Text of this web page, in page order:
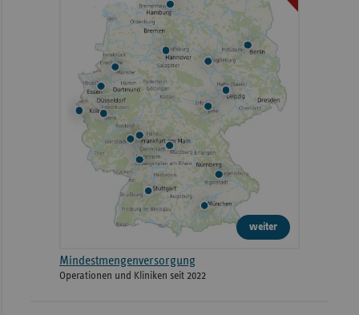
weiter
Mindestmengenversorgung
Operationen und Kliniken seit 2022